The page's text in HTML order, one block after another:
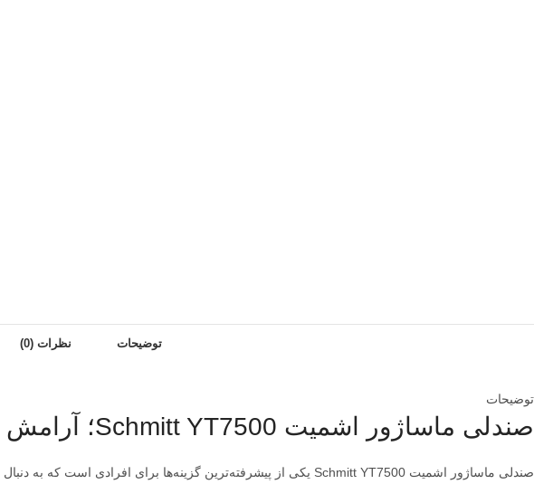
توضیحات نظرات (0)
توضیحات
صندلی ماساژور اشمیت Schmitt YT7500؛ آرامش حرفه‌ای در خانه شما
صندلی ماساژور اشمیت Schmitt YT7500 یکی از پیشرفته‌ترین گزینه‌ها برای افرادی است که به دنبال